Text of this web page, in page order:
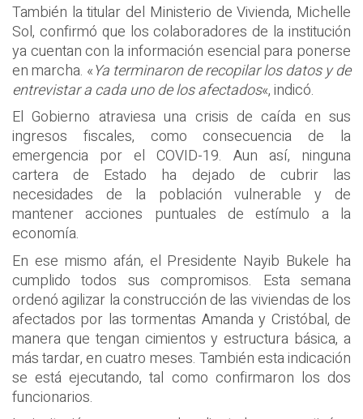
También la titular del Ministerio de Vivienda, Michelle
Sol, confirmó que los colaboradores de la institución
ya cuentan con la información esencial para ponerse
en marcha. «Ya terminaron de recopilar los datos y de
entrevistar a cada uno de los afectados«, indicó.
El Gobierno atraviesa una crisis de caída en sus
ingresos fiscales, como consecuencia de la
emergencia por el COVID-19. Aun así, ninguna
cartera de Estado ha dejado de cubrir las
necesidades de la población vulnerable y de
mantener acciones puntuales de estímulo a la
economía.
En ese mismo afán, el Presidente Nayib Bukele ha
cumplido todos sus compromisos. Esta semana
ordenó agilizar la construcción de las viviendas de los
afectados por las tormentas Amanda y Cristóbal, de
manera que tengan cimientos y estructura básica, a
más tardar, en cuatro meses. También esta indicación
se está ejecutando, tal como confirmaron los dos
funcionarios.